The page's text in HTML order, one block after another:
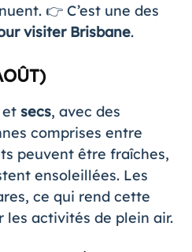
👉 C’est une des
visiter Brisbane.
secs, avec des
comprises entre
peuvent être fraîches,
ensoleillées. Les
ce qui rend cette
les activités de plein air​.